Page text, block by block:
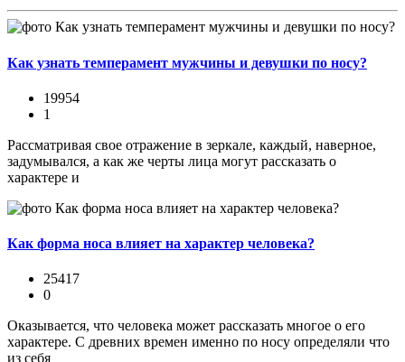
Как узнать темперамент мужчины и девушки по носу?
19954
1
Рассматривая свое отражение в зеркале, каждый, наверное,
задумывался, а как же черты лица могут рассказать о
характере и
Как форма носа влияет на характер человека?
25417
0
Оказывается, что человека может рассказать многое о его
характере. С древних времен именно по носу определяли что
из себя